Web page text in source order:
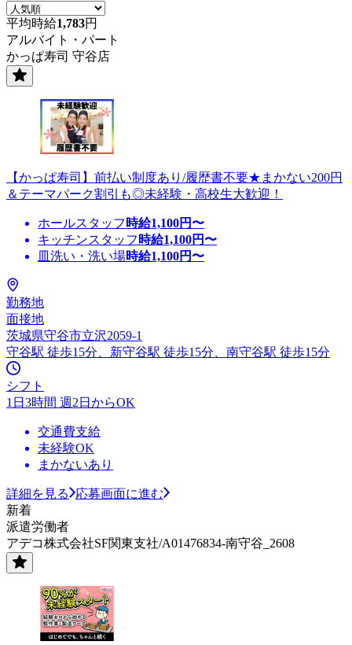
平均時給1,783円
アルバイト・パート
かっぱ寿司 守谷店
【かっぱ寿司】前払い制度あり/履歴書不要★まかない200円
＆テーマパーク割引も◎未経験・高校生大歓迎！
ホールスタッフ 時給1,100円〜
キッチンスタッフ 時給1,100円〜
皿洗い・洗い場時給1,100円〜
勤務地
面接地
茨城県守谷市立沢2059-1
守谷駅 徒歩15分、新守谷駅 徒歩15分、南守谷駅 徒歩15分
シフト
1日3時間 週2日からOK
交通費支給
未経験OK
まかないあり
詳細を見る
応募画面に進む
新着
派遣労働者
アデコ株式会社SF関東支社/A01476834-南守谷_2608